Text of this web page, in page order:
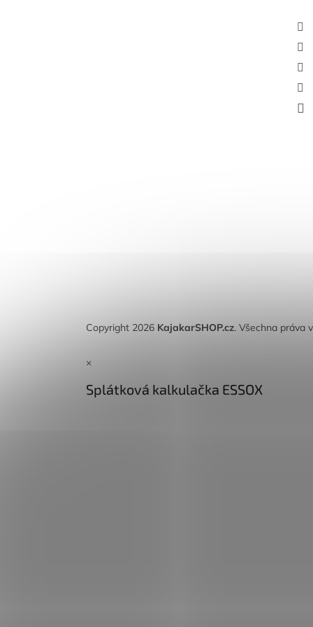
Copyright 2026 KajakarSHOP.cz. Všechna práva
×
Splátková kalkulačka ESSOX